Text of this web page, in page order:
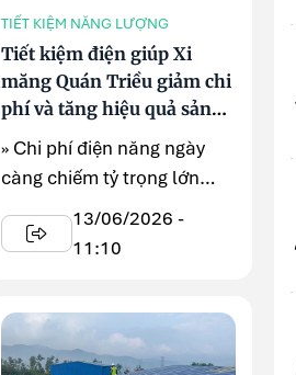
TIẾT KIỆM NĂNG LƯỢNG
Tiết kiệm điện giúp Xi
măng Quán Triều giảm chi
phí và tăng hiệu quả sản
xuất
» Chi phí điện năng ngày
càng chiếm tỷ trọng lớn
trong cơ cấu giá thành ...
13/06/2026 -
11:10